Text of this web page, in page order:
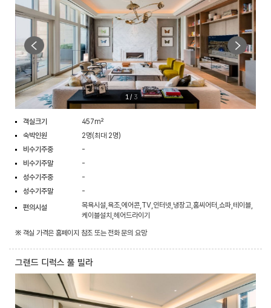
1 / 3
객실크기
457m²
숙박인원
2명(최대 2명)
비수기주중
-
비수기주말
-
성수기주중
-
성수기주말
-
편의시설
목욕시설,욕조,에어콘,TV,인터넷,냉장고,홈씨어터,쇼파,테이블,
케이블설치,헤어드라이기
※ 객실 가격은 홈페이지 참조 또는 전화 문의 요망
그랜드 디럭스 풀 빌라